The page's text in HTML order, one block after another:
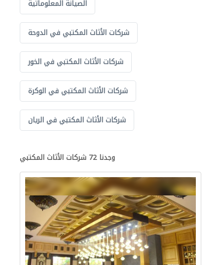
الصيانة المعلوماتية
شركات الأثاث المكتبي في الدوحة
شركات الأثاث المكتبي في الخور
شركات الأثاث المكتبي في الوكرة
شركات الأثاث المكتبي في الريان
وجدنا 72 شركات الأثاث المكتبي